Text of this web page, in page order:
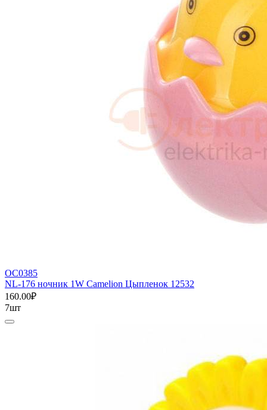
ОС0385
NL-176 ночник 1W Camelion Цыпленок 12532
160.00₽
7шт